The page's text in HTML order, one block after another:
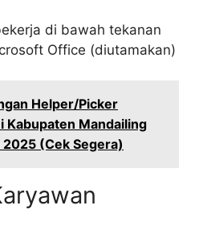
di bawah tekanan
Office (diutamakan)
Helper/Picker
Kabupaten Mandailing
(Cek Segera)